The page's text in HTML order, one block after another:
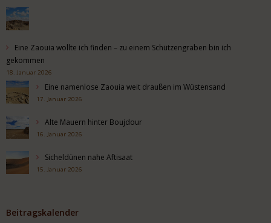
Eine Zaouia wollte ich finden – zu einem Schützengraben bin ich
gekommen
18. Januar 2026
Eine namenlose Zaouia weit draußen im Wüstensand
17. Januar 2026
Alte Mauern hinter Boujdour
16. Januar 2026
Sicheldünen nahe Aftisaat
15. Januar 2026
Beitragskalender